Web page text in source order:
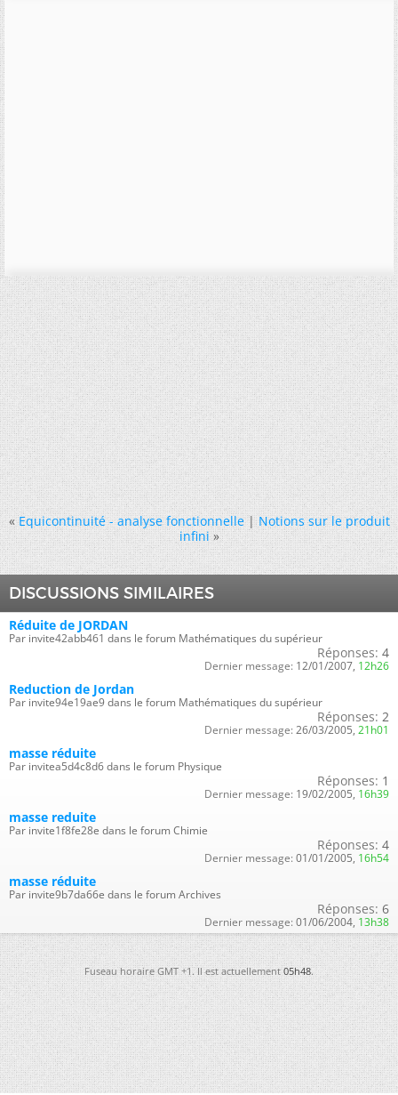
« Equicontinuité - analyse fonctionnelle|Notions sur le produit
infini »
DISCUSSIONS SIMILAIRES
Réduite de JORDAN
Par invite42abb461 dans le forum Mathématiques du supérieur
Réponses: 4
Dernier message: 12/01/2007, 12h26
Reduction de Jordan
Par invite94e19ae9 dans le forum Mathématiques du supérieur
Réponses: 2
Dernier message: 26/03/2005, 21h01
masse réduite
Par invitea5d4c8d6 dans le forum Physique
Réponses: 1
Dernier message: 19/02/2005, 16h39
masse reduite
Par invite1f8fe28e dans le forum Chimie
Réponses: 4
Dernier message: 01/01/2005, 16h54
masse réduite
Par invite9b7da66e dans le forum Archives
Réponses: 6
Dernier message: 01/06/2004, 13h38
Fuseau horaire GMT +1. Il est actuellement05h48.